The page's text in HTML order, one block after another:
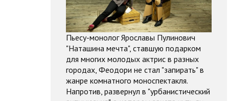
Пьесу-монолог Ярославы Пулинович
"Наташина мечта", ставшую подарком
для многих молодых актрис в разных
городах, Феодори не стал "запирать" в
жанре комнатного моноспектакля.
Напротив, развернул в "урбанистический